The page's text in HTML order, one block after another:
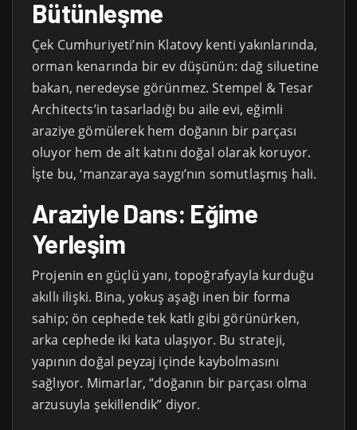
Bütünleşme
Çek Cumhuriyeti’nin Klatovy kenti yakınlarında,
orman kenarında bir ev düşünün: dağ siluetine
bakan, neredeyse görünmez. Stempel & Tesar
Architects’in tasarladığı bu aile evi, eğimli
araziye gömülerek hem doğanın bir parçası
oluyor hem de alt katını doğal olarak koruyor.
İşte bu, ‘manzaraya saygı’nın somutlaşmış hali.
Araziyle Dans: Eğime
Yerleşim
Projenin en güçlü yanı, topoğrafyayla kurduğu
akıllı ilişki. Bina, yokuş aşağı inen bir forma
sahip; ön cephede tek katlı gibi görünürken,
arka cephede iki kata ulaşıyor. Bu strateji,
yapının doğal peyzaj içinde kaybolmasını
sağlıyor. Mimarlar, “doğanın bir parçası olma
arzusuyla şekillendik” diyor.